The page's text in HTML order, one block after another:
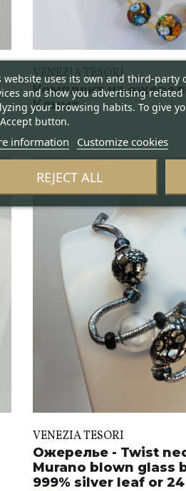
VENEZIA TESORI
Комплект из
Климт
VENEZIA TESORI
Ожерелье - Twist
Murano blown glass
999% silver leaf or
website uses its own and third-party
and show you advertising
your browsing habits. To give
button.
information Customize cookies
REJECT ALL